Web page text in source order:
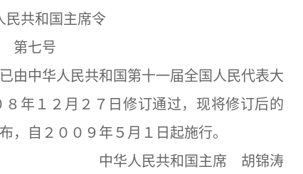
民共和国主席令
第七号
中华人民共和国第十一届全国人民代表大
年１２月２７日修订通过，现将修订后的
，自２００９年５月１日起施行。
中华人民共和国主席 胡锦涛